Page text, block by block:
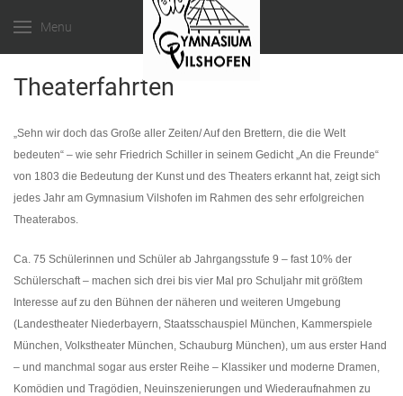
Menu
Theaterfahrten
„Sehn wir doch das Große aller Zeiten/ Auf den Brettern, die die Welt
bedeuten“ – wie sehr Friedrich Schiller in seinem Gedicht „An die Freunde“
von 1803 die Bedeutung der Kunst und des Theaters erkannt hat, zeigt sich
jedes Jahr am Gymnasium Vilshofen im Rahmen des sehr erfolgreichen
Theaterabos.
Ca. 75 Schülerinnen und Schüler ab Jahrgangsstufe 9 – fast 10% der
Schülerschaft – machen sich drei bis vier Mal pro Schuljahr mit größtem
Interesse auf zu den Bühnen der näheren und weiteren Umgebung
(Landestheater Niederbayern, Staatsschauspiel München, Kammerspiele
München, Volkstheater München, Schauburg München), um aus erster Hand
– und manchmal sogar aus erster Reihe – Klassiker und moderne Dramen,
Komödien und Tragödien, Neuinszenierungen und Wiederaufnahmen zu